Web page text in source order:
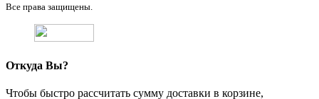
Все права защищены.
Откуда Вы?
Чтобы быстро рассчитать сумму доставки в корзине,